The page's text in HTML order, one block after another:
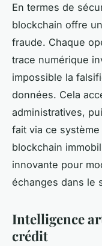
En termes de
blockchain offre
fraude. Chaque
trace numérique
impossible la
données. Cela
administratives,
fait via ce
blockchain
innovante pour
échanges dans le
Intelligence
crédit